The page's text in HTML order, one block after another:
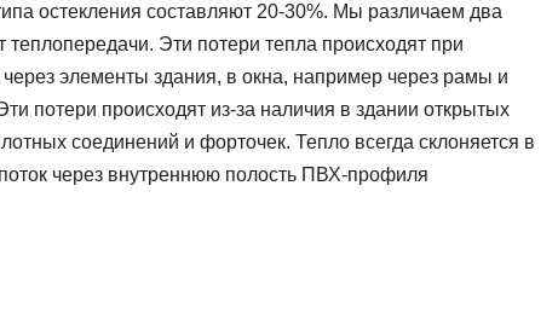
остекления составляют 20-30%. Мы различаем два
Эти потери тепла происходят при
элементы здания, в окна, например через рамы и
потери происходят из-за наличия в здании открытых
соединений и форточек. Тепло всегда склоняется в
через внутреннюю полость ПВХ-профиля